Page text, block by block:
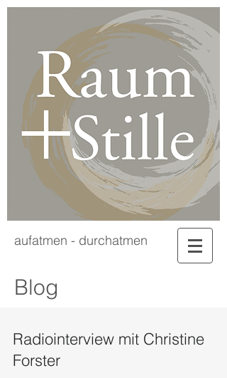
aufatmen - durchatmen
Blog
Radiointerview mit Christine
Forster